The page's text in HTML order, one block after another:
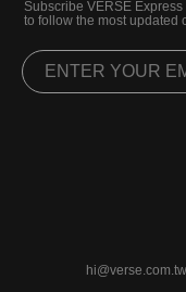
Subscribe VERSE Express
to follow the most updated
hi@verse.com.tw